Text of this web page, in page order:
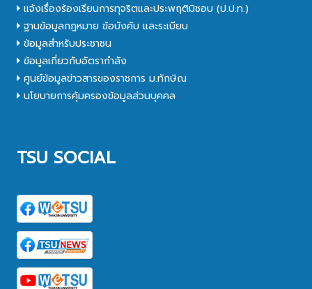
แจ้งเรื่องร้องเรียนการทุจริตและประพฤติมิชอบ (ป.ป.ท.)
ฐานข้อมูลกฎหมาย ข้อบังคับ และระเบียบ
ข้อมูลสำหรับประชาชน
ข้อมูลเกี่ยวกับอัตรากำลัง
ศูนย์ข้อมูลข่าวสารของราชการ ม.ทักษิณ
นโยบายการคุ้มครองข้อมูลส่วนบุคคล
TSU SOCIAL